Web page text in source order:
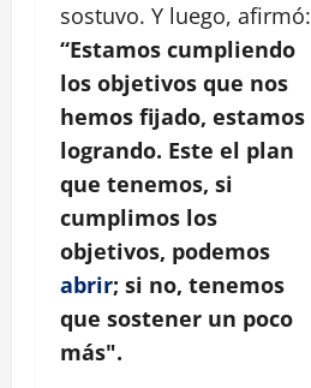
sostuvo. Y luego, afirmó:
“Estamos cumpliendo
los objetivos que nos
hemos fijado, estamos
logrando. Este el plan
que tenemos, si
cumplimos los
objetivos, podemos
abrir; si no, tenemos
que sostener un poco
más".